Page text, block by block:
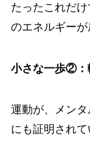
たったこれだ
のエネルギーが
小さな一歩②：
運動が、メン
にも証明されて